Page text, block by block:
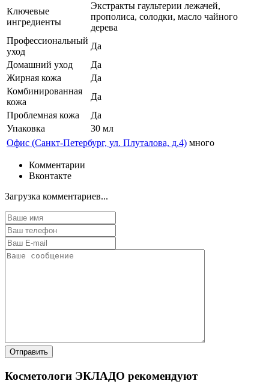
Ключевые
ингредиенты
Экстракты гаультерии лежачей,
прополиса, солодки, масло чайного
дерева
Профессиональный
уход
Да
Домашний уход
Да
Жирная кожа
Да
Комбинированная
кожа
Да
Проблемная кожа
Да
Упаковка
30 мл
Офис (Санкт-Петербург, ул. Плуталова, д.4) много
Комментарии
Вконтакте
Загрузка комментариев...
Косметологи ЭКЛАДО рекомендуют